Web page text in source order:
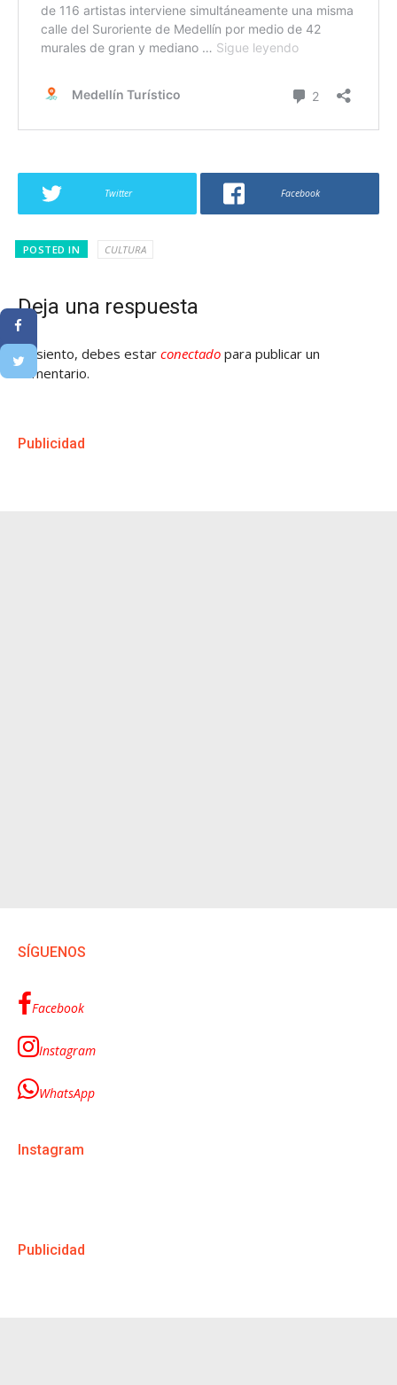
Twitter Facebook
POSTED IN CULTURA
Deja una respuesta
Lo siento, debes estar conectado para publicar un
comentario.
Publicidad
SÍGUENOS
Facebook
Instagram
WhatsApp
Instagram
Publicidad